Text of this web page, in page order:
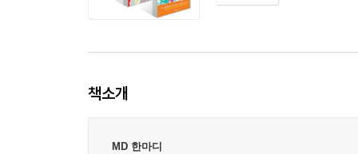
책소개
MD 한마디